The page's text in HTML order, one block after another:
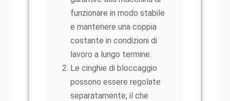
funzionare in modo stabile
e mantenere una coppia
costante in condizioni di
lavoro a lungo termine.
Le cinghie di bloccaggio
possono essere regolate
separatamente, il che